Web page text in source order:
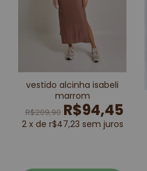
vestido alcinha isabeli
marrom
R$209,90 R$94,45
2 x de r$47,23 sem juros